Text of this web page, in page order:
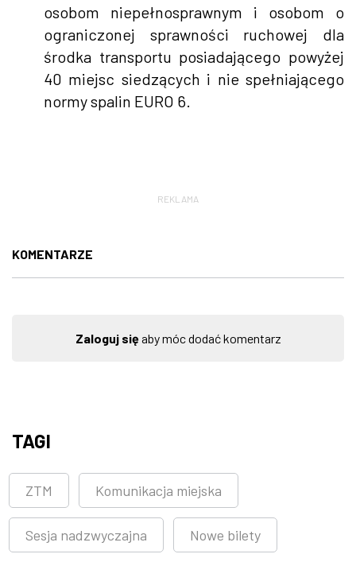
osobom niepełnosprawnym i osobom o
ograniczonej sprawności ruchowej dla
środka transportu posiadającego powyżej
40 miejsc siedzących i nie spełniającego
normy spalin EURO 6.
REKLAMA
KOMENTARZE
Zaloguj sięaby móc dodać komentarz
TAGI
ZTM Komunikacja miejska
Sesja nadzwyczajna Nowe bilety